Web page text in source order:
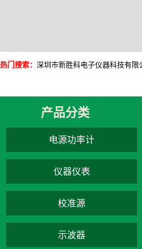
热门搜索：
产品分类
电源功率计
仪器仪表
校准源
示波器